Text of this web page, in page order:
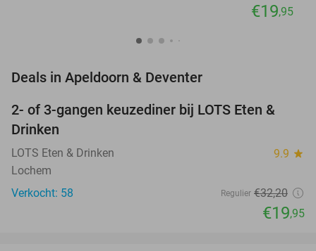
€19,95
Deals in Apeldoorn & Deventer
38%
TODAY
2- of 3-gangen keuzediner bij LOTS Eten &
Drinken
LOTS Eten & Drinken 9.9 star
Lochem
Verkocht: 58
Regulier €32,20
€19,95